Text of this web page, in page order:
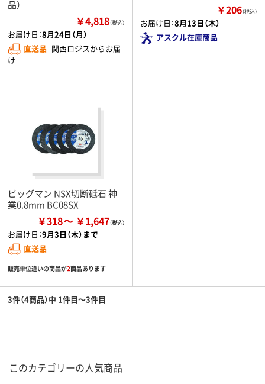
品）
￥4,818（税込）
お届け日：8月24日（月）
直送品 関西ロジスからお届
け
￥206（税込）
お届け日：8月13日（木）
アスクル在庫商品
ビッグマン NSX切断砥石 神
業0.8mm BC08SX
￥318 ￥1,647
お届け日：9月3日（木）まで
直送品
販売単位違いの商品が2商品あります
3件（4商品）中 1件目～3件目
このカテゴリーの人気商品